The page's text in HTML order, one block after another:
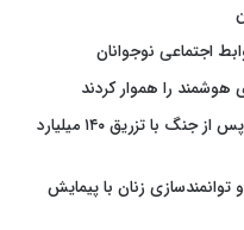
اجتماعی نوجوانان
را هموار کردند
مهار موج تعدیل نیروی شرکت‌های فناور پس از جنگ با تزریق ۱۴۰ میلیارد
زنان با پیمایش